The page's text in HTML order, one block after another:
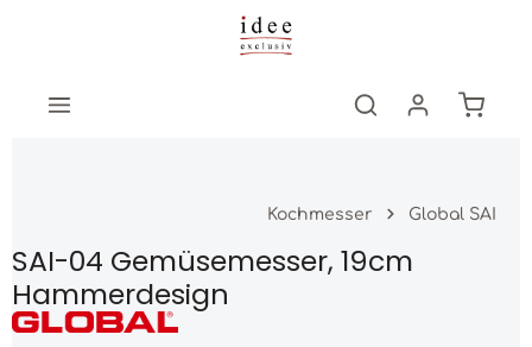
Zum Hauptinhalt springen
Kochmesser Global SAI
SAI-04 Gemüsemesser, 19cm
Hammerdesign